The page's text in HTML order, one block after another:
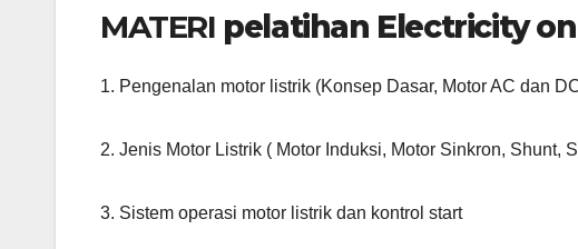
MATERI pelatihan Electricity
1. Pengenalan motor listrik (Konsep Dasar, Motor AC dan
2. Jenis Motor Listrik ( Motor Induksi, Motor Sinkron, Shunt,
3. Sistem operasi motor listrik dan kontrol start